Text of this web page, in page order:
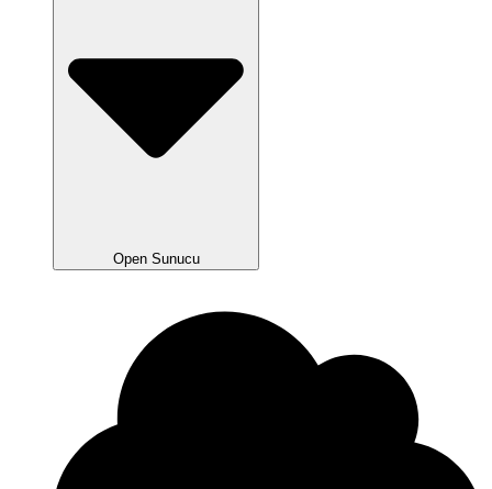
Open Sunucu